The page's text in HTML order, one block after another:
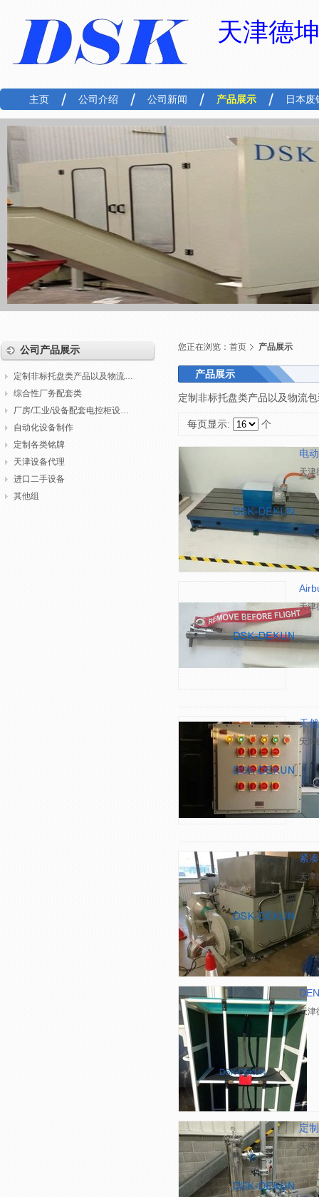
天津德
主页 公司介绍 公司新闻 产品展示 日本废
公司产品展示
定制非标托盘类产品以及物流包装
综合性厂务配套类
厂房/工业/设备配套电控柜设计制作调试
自动化设备制作
定制各类铭牌
天津设备代理
进口二手设备
其他组
您正在浏览： 首页 产品展示
产品展示
定制非标托盘类产品以及物流
每页显示: 个
电
天津
天津
天
天津
紧
天津
天津
定
天津